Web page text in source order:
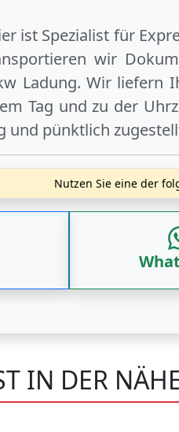
ist Spezialist für
wir
Ladung. Wir liefern
Tag und zu der
und pünktlich
Nutzen Sie eine der
IN DER